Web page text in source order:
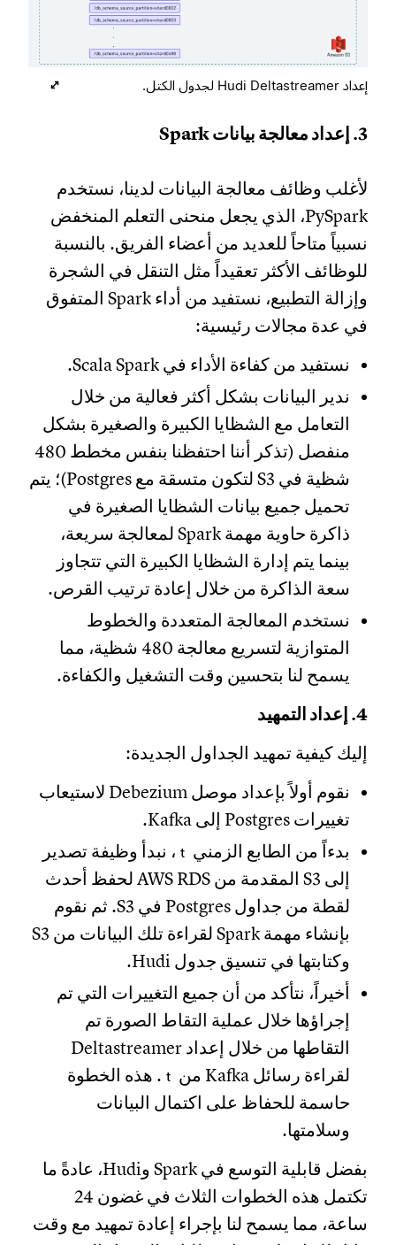
لأغلب وظائف معالجة البيانات لدينا، نستخدم
PySpark، الذي يجعل منحنى التعلم المنخفض
نسبياً متاحاً للعديد من أعضاء الفريق. بالنسبة
للوظائف الأكثر تعقيداً مثل التنقل في الشجرة
وإزالة التطبيع، نستفيد من أداء Spark المتفوق
في عدة مجالات رئيسية:
نستفيد من كفاءة الأداء في Scala Spark.
ندير البيانات بشكل أكثر فعالية من خلال
التعامل مع الشظايا الكبيرة والصغيرة بشكل
منفصل (تذكر أننا احتفظنا بنفس مخطط 480
شظية في S3 لتكون متسقة مع Postgres)؛ يتم
تحميل جميع بيانات الشظايا الصغيرة في
ذاكرة حاوية مهمة Spark لمعالجة سريعة،
بينما يتم إدارة الشظايا الكبيرة التي تتجاوز
سعة الذاكرة من خلال إعادة ترتيب القرص.
نستخدم المعالجة المتعددة والخطوط
المتوازية لتسريع معالجة 480 شظية، مما
يسمح لنا بتحسين وقت التشغيل والكفاءة.
إليك كيفية تمهيد الجداول الجديدة:
نقوم أولاً بإعداد موصل Debezium لاستيعاب
تغييرات Postgres إلى Kafka.
بدءاً من الطابع الزمني t ، نبدأ وظيفة تصدير
إلى S3 المقدمة من AWS RDS لحفظ أحدث
لقطة من جداول Postgres في S3. ثم نقوم
بإنشاء مهمة Spark لقراءة تلك البيانات من S3
وكتابتها في تنسيق جدول Hudi.
أخيراً، نتأكد من أن جميع التغييرات التي تم
إجراؤها خلال عملية التقاط الصورة تم
التقاطها من خلال إعداد Deltastreamer
لقراءة رسائل Kafka من
t . هذه الخطوة
حاسمة للحفاظ على اكتمال البيانات
وسلامتها.
بفضل قابلية التوسع في Spark وHudi، عادةً ما
تكتمل هذه الخطوات الثلاث في غضون 24
ساعة، مما يسمح لنا بإجراء إعادة تمهيد مع وقت